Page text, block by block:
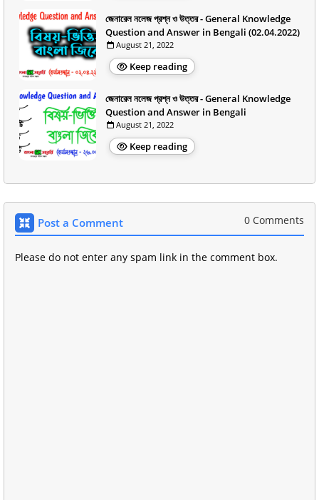
জেনারেল নলেজ প্রশ্ন ও উত্তর - General Knowledge
Question and Answer in Bengali (02.04.2022)
August 21, 2022
Keep reading
জেনারেল নলেজ প্রশ্ন ও উত্তর - General Knowledge
Question and Answer in Bengali
August 21, 2022
Keep reading
Post a Comment 0 Comments
Please do not enter any spam link in the comment box.